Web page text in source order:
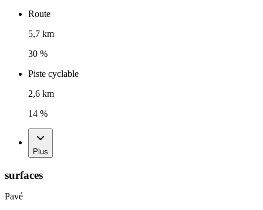
Route
5,7 km
30 %
Piste cyclable
2,6 km
14 %
Plus
surfaces
Pavé